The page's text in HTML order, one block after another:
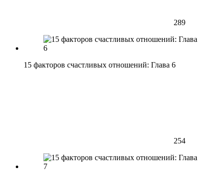
289
15 факторов счастливых отношений: Глава 6
254